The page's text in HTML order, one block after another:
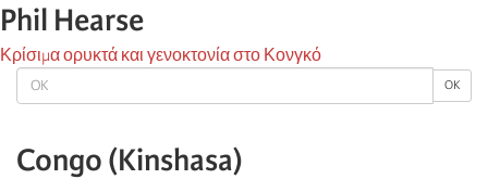
OK OK
Congo (Kinshasa)
Phil Hearse
Κρίσιμα ορυκτά και γενοκτονία στο Κονγκό